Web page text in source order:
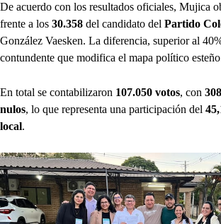
De acuerdo con los resultados oficiales, Mujica
frente a los 30.358 del candidato del Partido
González Vaesken. La diferencia, superior al
contundente que modifica el mapa político
En total se contabilizaron 107.050 votos, con
nulos, lo que representa una participación del
local.